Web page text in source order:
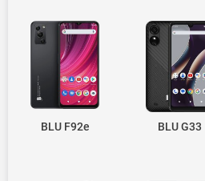
BLU G33
BLU F92e